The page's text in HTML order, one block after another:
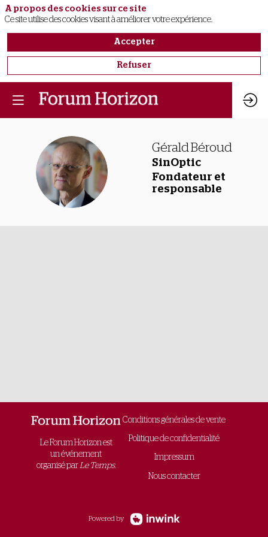
GB
Gérald Béroud
SinOptic
Fondateur et
responsable
Le Forum Horizon est
un événement
organisé parLe Temps.
Conditions générales de vente
Politique de confidentialité
Impressum
Nous contacter
Powered by
A propos des cookies sur ce site
Ce site utilise des cookies visant à améliorer votre expérience.
Accepter
Refuser